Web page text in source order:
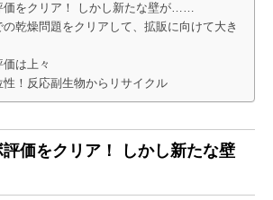
価をクリア！ しかし新たな壁が……
乾燥問題をクリアして、拡販に向けて大き
は上々
！反応副生物からリサイクル
価をクリア！ しかし新たな壁